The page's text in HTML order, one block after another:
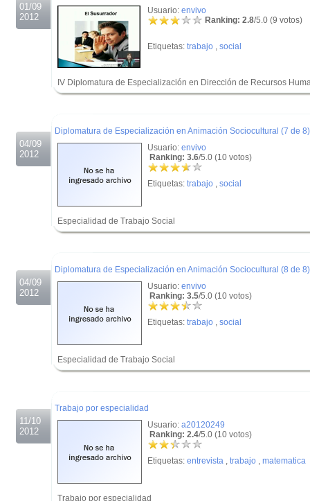
01/09
2012
Usuario: envivo
Ranking: 2.8/5.0 (9 votos)
Etiquetas: trabajo , social
IV Diplomatura de Especialización en Dirección de Recursos
04/09
2012
Diplomatura de Especialización en Animación Sociocultural (7 de 8)
Usuario: envivo
Ranking: 3.6/5.0 (10 votos)
Etiquetas: trabajo , social
Especialidad de Trabajo Social
04/09
2012
Diplomatura de Especialización en Animación Sociocultural (8 de 8)
Usuario: envivo
Ranking: 3.5/5.0 (10 votos)
Etiquetas: trabajo , social
Especialidad de Trabajo Social
11/10
2012
Trabajo por especialidad
Usuario: a20120249
Ranking: 2.4/5.0 (10 votos)
Etiquetas: entrevista , trabajo , matematica
Trabajo por especialidad